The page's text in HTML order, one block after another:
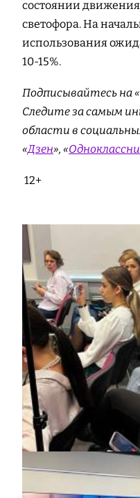
состоянии
светофора. На
использования
10-15%.
Подписывайтесь на
Cледите за самым
области в
«Дзен», «
12+